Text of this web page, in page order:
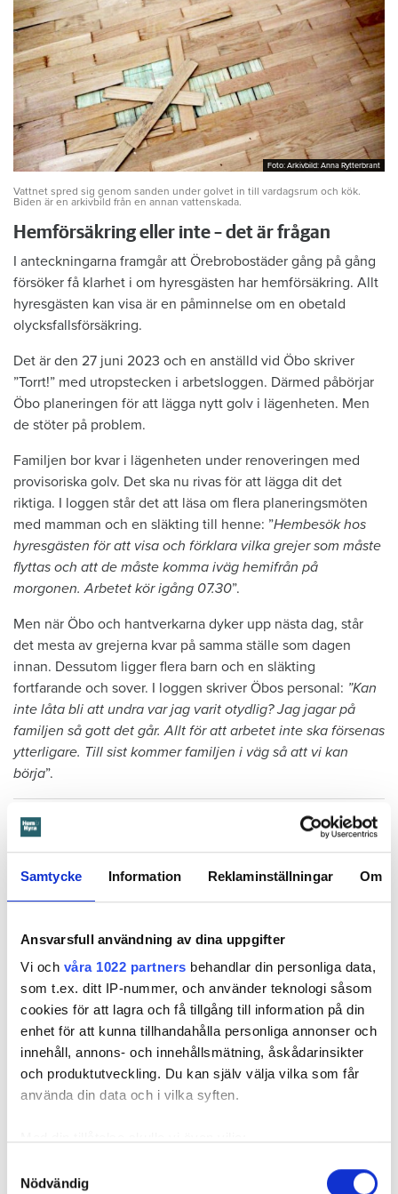
Samtycke Information Reklaminställningar Om
Ansvarsfull användning av dina uppgifter
Vi och våra 1022 partners behandlar din personliga data,
som t.ex. ditt IP-nummer, och använder teknologi såsom
cookies för att lagra och få tillgång till information på din
enhet för att kunna tillhandahålla personliga annonser och
innehåll, annons- och innehållsmätning, åskådarinsikter
och produktutveckling. Du kan själv välja vilka som får
använda din data och i vilka syften.
som kan ha en noggrannhet på upp till flera meter
Nödvändig
Foto: Arkivbild: Anna Rytterbrant
Foto: Arkivbild: Anna Rytterbrant
Vattnet spred sig genom sanden under golvet in till vardagsrum och kök.
Biden är en arkivbild från en annan vattenskada.
Hemförsäkring eller inte – det är frågan
I anteckningarna framgår att Örebrobostäder gång på gång
försöker få klarhet i om hyresgästen har hemförsäkring. Allt
hyresgästen kan visa är en påminnelse om en obetald
olycksfallsförsäkring.
Det är den 27 juni 2023 och en anställd vid Öbo skriver
”Torrt!” med utropstecken i arbetsloggen. Därmed påbörjar
Öbo planeringen för att lägga nytt golv i lägenheten. Men
de stöter på problem.
Familjen bor kvar i lägenheten under renoveringen med
provisoriska golv. Det ska nu rivas för att lägga dit det
riktiga. I loggen står det att läsa om flera planeringsmöten
med mamman och en släkting till henne: ”Hembesök hos
hyresgästen för att visa och förklara vilka grejer som måste
flyttas och att de måste komma iväg hemifrån på
morgonen. Arbetet kör igång 07.30”.
Men när Öbo och hantverkarna dyker upp nästa dag, står
det mesta av grejerna kvar på samma ställe som dagen
innan. Dessutom ligger flera barn och en släkting
fortfarande och sover. I loggen skriver Öbos personal: ”Kan
inte låta bli att undra var jag varit otydlig? Jag jagar på
familjen så gott det går. Allt för att arbetet inte ska försenas
ytterligare. Till sist kommer familjen i väg så att vi kan
börja”.
kronor.
I stämningsansökan skriver Öbos ombud att även om det
enligt uppgifterna är barnet som orsakat skadan, är det
mamman som står på kontraktet. Därmed bär hon ansvar för
lägenheten. Och eftersom mamman inte har hindrat barnet
från att orsaka skadan eller begränsat den, är det mamman
som ska anses vara vållande och betalningsskyldig.
dyker aldrig upp. Domstolen fattar därför en tredskodom.